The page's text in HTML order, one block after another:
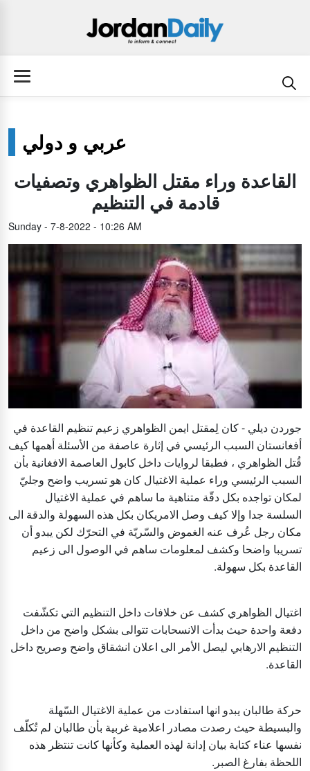
عربي و دولي
القاعدة وراء مقتل الظواهري وتصفيات
قادمة في التنظيم
Sunday - 7-8-2022 - 10:26 AM
جوردن ديلي - كان لِمقتل ايمن الظواهري زعيم تنظيم القاعدة في
أفغانستان السبب الرئيسي في إثارة عاصفة من الأسئلة أهمها كيف
قُتل الظواهري ، فطبقا لروايات داخل كابول العاصمة الافغانية بأن
السبب الرئيسي وراء عملية الاغتيال كان هو تسريب واضح وجليّ
لمكان تواجده بكل دقّة متناهية ما ساهم في عملية الاغتيال
السلسة جدا وإلا كيف وصل الامريكان بكل هذه السهولة والدقة الى
مكان رجل عُرف عنه الغموض والسّريّة في التحرّك لكن يبدو أن
تسريبا واضحا وكشف لمعلومات ساهم في الوصول الى زعيم
القاعدة بكل سهولة.
اغتيال الظواهري كشف عن خلافات داخل التنظيم التي تكشّفت
دفعة واحدة حيث بدأت الانسحابات تتوالى بشكل واضح من داخل
التنظيم الارهابي ليصل الأمر الى اعلان انشقاق واضح وصريح داخل
القاعدة.
حركة طالبان يبدو انها استفادت من عملية الاغتيال السّهلة
والبسيطة حيث رصدت مصادر اعلامية غربية بأن طالبان لم تُكلّف
نفسها عناء كتابة بيان إدانة لهذه العملية وكأنها كانت تنتظر هذه
اللحظة بفارغ الصبر.